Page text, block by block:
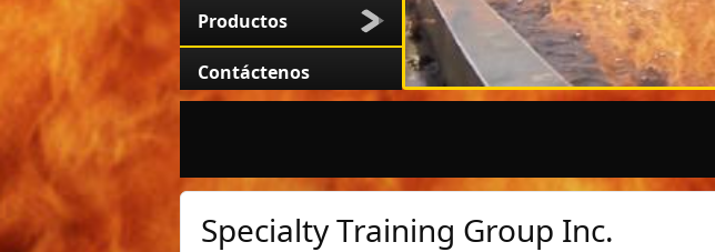
Productos
Contáctenos
Specialty Training Group Inc.